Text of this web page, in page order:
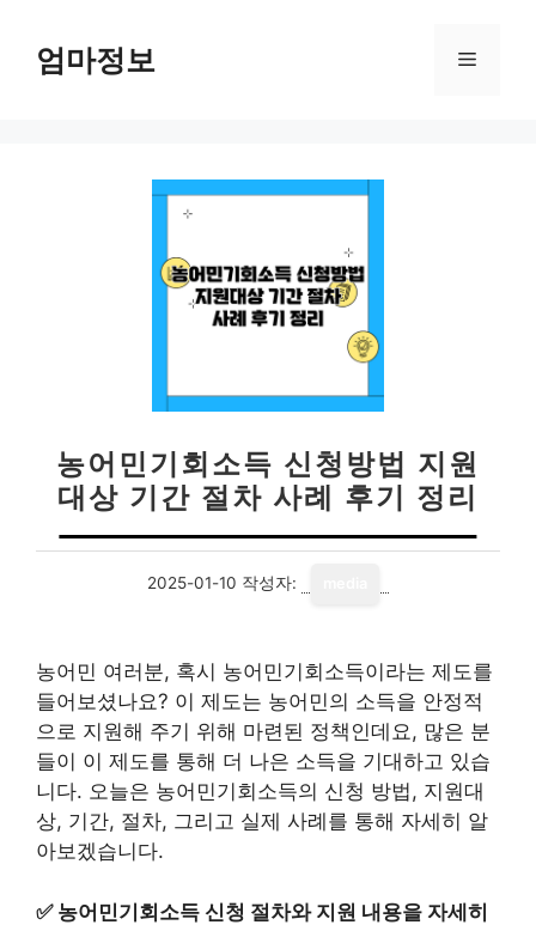
엄마정보 메
농어민기회소득 신청방법 지원
대상 기간 절차 사례 후기 정리
2025-01-10 작성자:
농어민 여러분, 혹시 농어민기회소득이라는 제도를
들어보셨나요? 이 제도는 농어민의 소득을 안정적
으로 지원해 주기 위해 마련된 정책인데요, 많은 분
들이 이 제도를 통해 더 나은 소득을 기대하고 있습
니다. 오늘은 농어민기회소득의 신청 방법, 지원대
상, 기간, 절차, 그리고 실제 사례를 통해 자세히 알
아보겠습니다.
✅ 농어민기회소득 신청 절차와 지원 내용을 자세히